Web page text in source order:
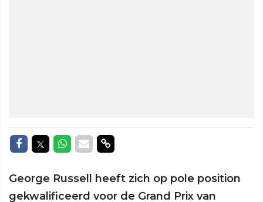
Delen op Facebook
Delen op Twitter
Delen op Whatsapp
Delen via Mail
Delen via link
George Russell heeft zich op pole position
gekwalificeerd voor de Grand Prix van